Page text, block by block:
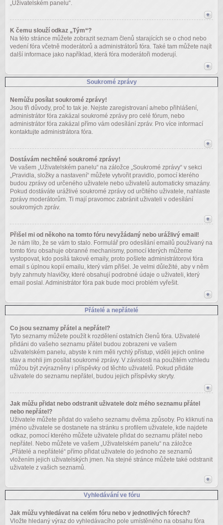
„Uživatelském panelu“.
K čemu slouží odkaz „Tým“?
Na této stránce můžete zobrazit seznam členů starajících se o chod nebo
vedení fóra včetně moderátorů a administrátorů fóra. Také tam můžete najít
další informace jako například, která fóra moderátoři moderují.
Soukromé zprávy
Nemůžu posílat soukromé zprávy!
Jsou tři důvody, proč to tak je. Nejste zaregistrovaní a/nebo přihlášení,
administrátor fóra zakázal soukromé zprávy pro celé fórum, nebo
administrátor fóra zakázal přímo vám odesílání zpráv. Pro více informací
kontaktujte administrátora fóra.
Dostávám nechtěné soukromé zprávy!
Ve vašem „Uživatelském panelu“ na záložce „Soukromé zprávy“ v sekci
„Pravidla, složky a nastavení“ můžete vytvořit pravidlo, pomocí kterého
budou zprávy od určeného uživatele nebo uživatelů automaticky smazány.
Pokud dostáváte urážlivé soukromé zprávy od určitého uživatele, nahlaste
zprávy moderátorům. Ti mají pravomoc zabránit uživateli v odesílání
soukromých zpráv.
Přišel mi od někoho na tomto fóru nevyžádaný nebo urážlivý email!
Je nám líto, že se vám to stalo. Formulář pro odesílání emailů používaný na
tomto fóru obsahuje obranné mechanismy, pomocí kterých můžeme
vystopovat, kdo posílá takové emaily, proto pošlete administrátorovi fóra
email s úplnou kopií emailu, který vám přišel. Je velmi důležité, aby v něm
byly zahrnuty hlavičky, které obsahují podrobné údaje o uživateli, který
email poslal. Administrátor fóra pak bude moci problém vyřešit.
Přátelé a nepřátelé
Co jsou seznamy přátel a nepřátel?
Tyto seznamy můžete použít k rozdělení ostatních členů fóra. Uživatelé
přidáni do vašeho seznamu přátel budou zobrazeni ve vašem
uživatelském panelu, abyste k nim měli rychlý přístup, viděli jejich online
stav a mohli jim posílat soukromé zprávy. V závislosti na použitém vzhledu
můžou být zvýrazněny i příspěvky od těchto uživatelů. Pokud přidáte
uživatele do seznamu nepřátel, budou jejich příspěvky skryty.
Jak můžu přidat nebo odstranit uživatele do/z mého seznamu přátel
nebo nepřátel?
Uživatele můžete přidat do vašeho seznamu dvěma způsoby. Po kliknutí na
jméno uživatele se dostanete na stránku s profilem uživatele, kde najdete
odkaz, pomocí kterého můžete uživatele přidat do seznamu přátel nebo
nepřátel. Nebo můžete ve vašem „Uživatelském panelu“ na záložce
„Přátelé a nepřátelé“ přímo přidat uživatele do jednoho ze seznamů
vložením jejich uživatelských jmen. Na stejné stránce můžete také odstranit
uživatele z vašich seznamů.
Vyhledávání ve fóru
Jak můžu vyhledávat na celém fóru nebo v jednotlivých fórech?
Vložte hledaný výraz do vyhledávacího pole umístěného na obsahu fóra